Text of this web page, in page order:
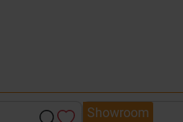
Showroom